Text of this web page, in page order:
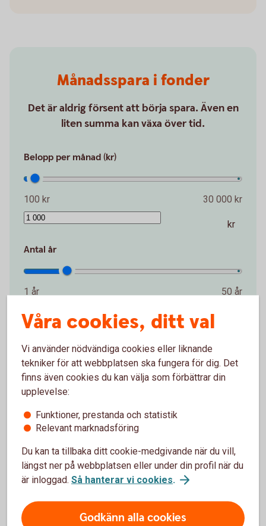
Månadsspara i fonder
Det är aldrig försent att börja spara. Även en
liten summa kan växa över tid.
Belopp per månad (kr)
100 kr 30 000 kr
kr
Antal år
1 år 50 år
Startbelopp (kr)
0 kr 2 000 000 kr
Avkastning per år (%)
0 %
%
Våra cookies, ditt val
Vi använder nödvändiga cookies eller liknande
tekniker för att webbplatsen ska fungera för dig. Det
finns även cookies du kan välja som förbättrar din
upplevelse:
Funktioner, prestanda och statistik
Relevant marknadsföring
Du kan ta tillbaka ditt cookie-medgivande när du vill,
längst ner på webbplatsen eller under din profil när du
är inloggad. Så hanterar vi cookies.
Godkänn alla cookies